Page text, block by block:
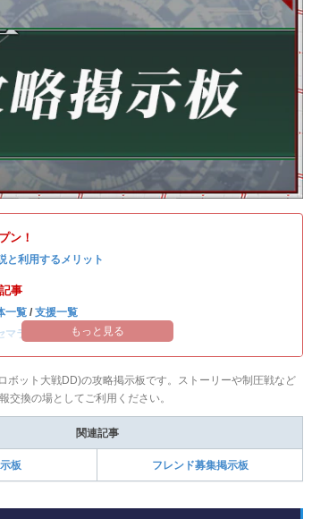
ン！
と利用するメリット
事
一覧 / 支援一覧
マラ当たりランキング
もっと見る
ボット大戦DD)の攻略掲示板です。ストーリーや制圧戦など
交換の場としてご利用ください。
関連記事
板 フレンド募集掲示板